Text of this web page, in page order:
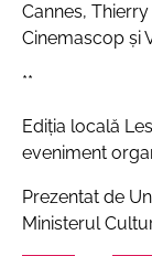
Cannes,
Cinemascop și
**
Ediția locală
eveniment
Prezentat de
Ministerul